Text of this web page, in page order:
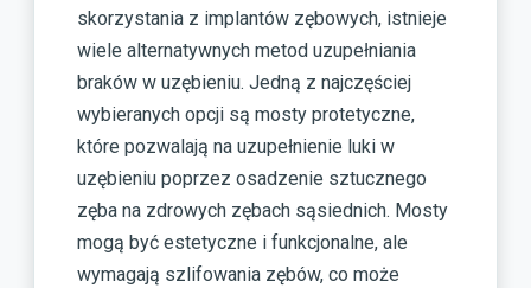
skorzystania z implantów zębowych, istnieje
wiele alternatywnych metod uzupełniania
braków w uzębieniu. Jedną z najczęściej
wybieranych opcji są mosty protetyczne,
które pozwalają na uzupełnienie luki w
uzębieniu poprzez osadzenie sztucznego
zęba na zdrowych zębach sąsiednich. Mosty
mogą być estetyczne i funkcjonalne, ale
wymagają szlifowania zębów, co może